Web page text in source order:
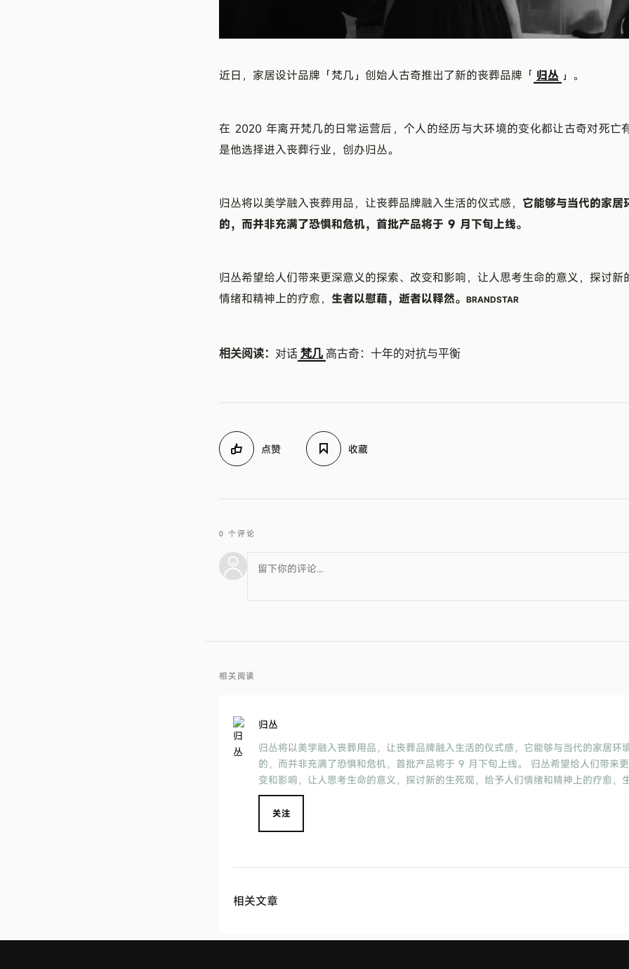
近日，家居设计品牌「梵几」创始人古奇推出了新的丧葬品牌「 归丛 」。
在 2020 年离开梵几的日常运营后，个人的经历与大环境的变化都让古奇对死亡
是他选择进入丧葬行业，创办归丛。
归丛将以美学融入丧葬用品，让丧葬品牌融入生活的仪式感， 它能够与当代的家居
的，而并非充满了恐惧和危机，首批产品将于 9 月下旬上线。
归丛希望给人们带来更深意义的探索、改变和影响，让人思考生命的意义，探讨新
情绪和精神上的疗愈， 生者以慰藉，逝者以释然。 BRANDSTAR
相关阅读： 对话 梵几 高古奇：十年的对抗与平衡
点赞 收藏
0 个评论
相关阅读
归丛
归丛将以美学融入丧葬用品，让丧葬品牌融入生活的仪式感，它能够与当代的家居环
的，而并非充满了恐惧和危机，首批产品将于 9 月下旬上线。 归丛希望给人们带来
变和影响，让人思考生命的意义，探讨新的生死观，给予人们情绪和精神上的疗愈，
释然。
关注
相关文章